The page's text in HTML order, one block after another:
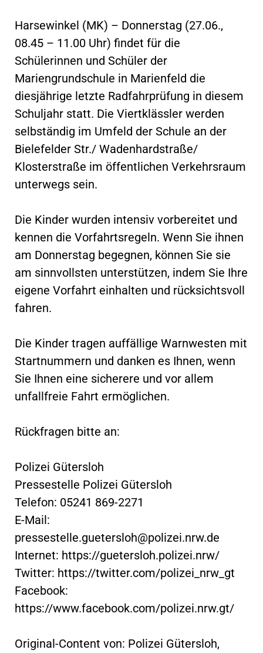
Harsewinkel (MK) – Donnerstag (27.06.,
08.45 – 11.00 Uhr) findet für die
Schülerinnen und Schüler der
Mariengrundschule in Marienfeld die
diesjährige letzte Radfahrprüfung in diesem
Schuljahr statt. Die Viertklässler werden
selbständig im Umfeld der Schule an der
Bielefelder Str./ Wadenhardstraße/
Klosterstraße im öffentlichen Verkehrsraum
unterwegs sein.
Die Kinder wurden intensiv vorbereitet und
kennen die Vorfahrtsregeln. Wenn Sie ihnen
am Donnerstag begegnen, können Sie sie
am sinnvollsten unterstützen, indem Sie Ihre
eigene Vorfahrt einhalten und rücksichtsvoll
fahren.
Die Kinder tragen auffällige Warnwesten mit
Startnummern und danken es Ihnen, wenn
Sie Ihnen eine sicherere und vor allem
unfallfreie Fahrt ermöglichen.
Rückfragen bitte an:
Polizei Gütersloh
Pressestelle Polizei Gütersloh
Telefon: 05241 869-2271
E-Mail:
pressestelle.guetersloh@polizei.nrw.de
Internet: https://guetersloh.polizei.nrw/
Twitter: https://twitter.com/polizei_nrw_gt
Facebook:
https://www.facebook.com/polizei.nrw.gt/
Original-Content von: Polizei Gütersloh,